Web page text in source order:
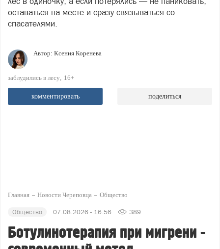
оставаться на месте и сразу связываться со
спасателями.
Автор: Ксения Коренева
заблудились в лесу 16+
комментировать поделиться
Главная Новости Череповца Общество
Общество 07.08.2026 - 16:56 389
Ботулинотерапия при мигрени -